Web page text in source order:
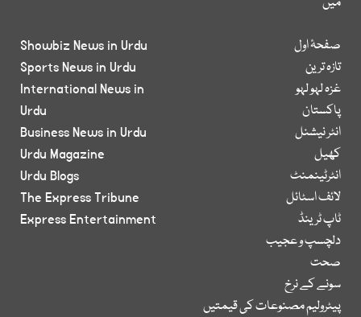
صفحۂ اول
تازہ ترین
غزہ لہو لہو
پاکستان
انٹر نیشنل
کھیل
انٹرٹینمنٹ
لائف اسٹائل
ٹاپ ٹرینڈ
دلچسپ و عجیب
صحت
سونے کے نرخ
پیٹرولیم مصنوعات کی قیمتیں
Showbiz News in Urdu
Sports News in Urdu
International News in
Urdu
Business News in Urdu
Urdu Magazine
Urdu Blogs
The Express Tribune
Express Entertainment